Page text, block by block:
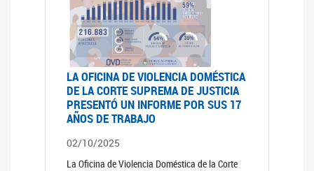
LA OFICINA DE VIOLENCIA DOMÉSTICA
DE LA CORTE SUPREMA DE JUSTICIA
PRESENTÓ UN INFORME POR SUS 17
AÑOS DE TRABAJO
02/10/2025
La Oficina de Violencia Doméstica de la Corte